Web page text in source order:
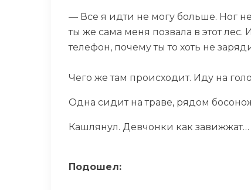
— Все я идти не могу больше. Ног
ты же сама меня позвала в этот
телефон, почему ты то хоть не
Чего же там происходит. Иду на
Одна сидит на траве, рядом
Кашлянул. Девчонки как
Подошел: